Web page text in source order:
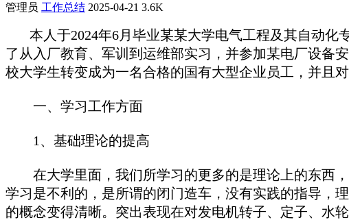
管理员 工作总结 2025-04-21 3.6K
本人于2024年6月毕业某某大学电气工程及其自动化
了从入厂教育、军训到运维部实习，并参加某电厂设备
校大学生转变成为一名合格的国有大型企业员工，并且
一、学习工作方面
1、基础理论的提高
在大学里面，我们所学习的更多的是理论上的东西，
学习是不利的，是所谓的闭门造车，没有实践的指导，
的概念变得清晰。突出表现在对发电机转子、定子、水